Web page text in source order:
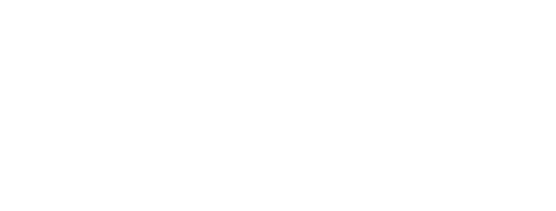
Lebensjahres ein Ausweisdokument ausdrücklich
wird ersatzweise ein anderer Abdruck genommen.
bestehenden Gründen unmöglich ist.